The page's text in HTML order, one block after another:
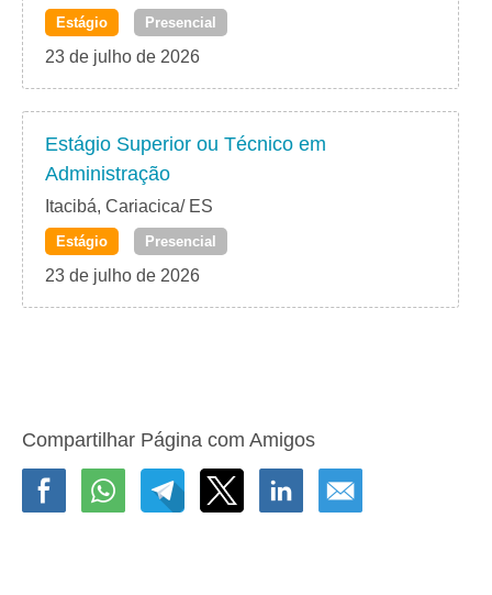
Estágio Presencial
23 de julho de 2026
Estágio Superior ou Técnico em
Administração
Itacibá, Cariacica/ ES
Estágio Presencial
23 de julho de 2026
Compartilhar Página com Amigos